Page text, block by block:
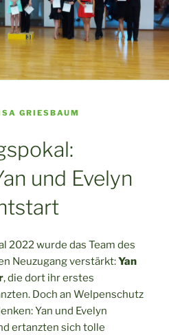
GRIESBAUM
und Evelyn
2022 wurde das Team des
Neuzugang verstärkt:Yan
, die dort ihr erstes
Doch an Welpenschutz
Yan und Evelyn
ertanzten sich tolle